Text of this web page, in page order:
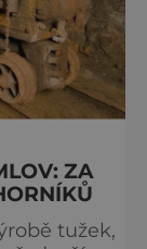
ZA
tužek,